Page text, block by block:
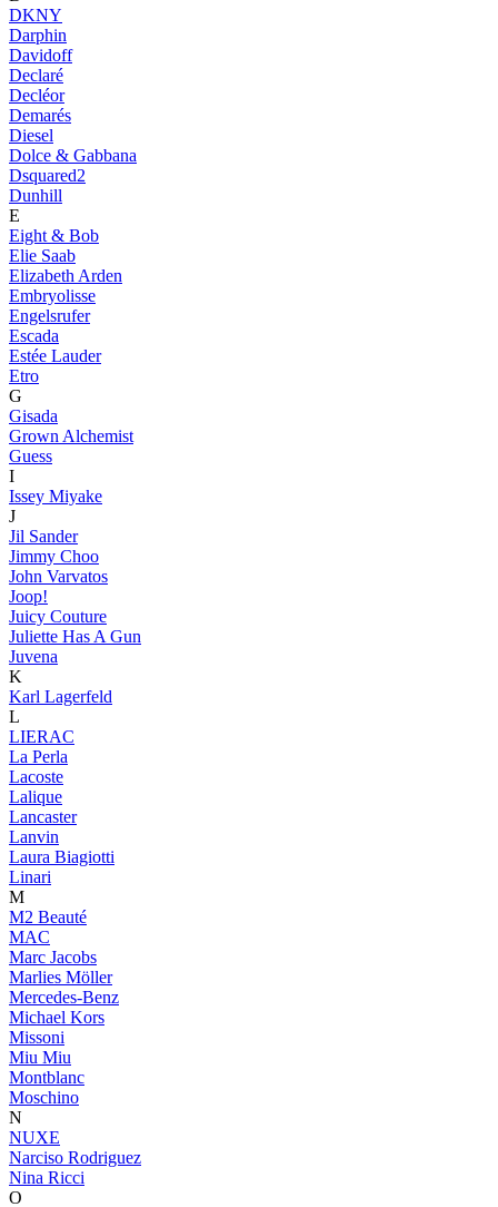
DKNY
Darphin
Davidoff
Declaré
Decléor
Demarés
Diesel
Dolce & Gabbana
Dsquared2
Dunhill
E
Eight & Bob
Elie Saab
Elizabeth Arden
Embryolisse
Engelsrufer
Escada
Estée Lauder
Etro
G
Gisada
Grown Alchemist
Guess
I
Issey Miyake
J
Jil Sander
Jimmy Choo
John Varvatos
Joop!
Juicy Couture
Juliette Has A Gun
Juvena
K
Karl Lagerfeld
L
LIERAC
La Perla
Lacoste
Lalique
Lancaster
Lanvin
Laura Biagiotti
Linari
M
M2 Beauté
MAC
Marc Jacobs
Marlies Möller
Mercedes-Benz
Michael Kors
Missoni
Miu Miu
Montblanc
Moschino
N
NUXE
Narciso Rodriguez
Nina Ricci
O